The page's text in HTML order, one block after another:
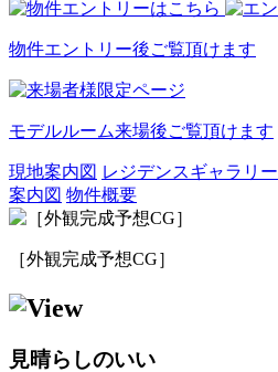
物件エントリー後ご覧頂けます
モデルルーム来場後ご覧頂けます
現地案内図 レジデンスギャラリー
案内図 物件概要
［外観完成予想CG］
見晴らしのいい